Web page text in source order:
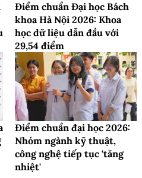
Điểm chuẩn Đại học Bách
khoa Hà Nội 2026: Khoa
học dữ liệu dẫn đầu với
29,54 điểm
Điểm chuẩn đại học 2026:
Nhóm ngành kỹ thuật,
công nghệ tiếp tục 'tăng
nhiệt'